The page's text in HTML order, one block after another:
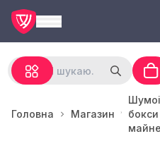
Головна Магазин